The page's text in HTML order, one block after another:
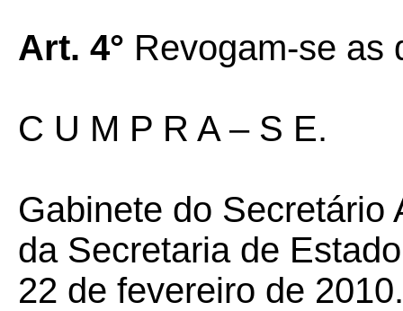
Art. 4° Revogam-se as
C U M P R A – S E.
Gabinete do Secretário
da Secretaria de
22 de fevereiro de 2010.